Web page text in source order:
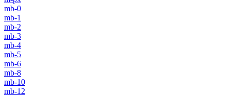
mb-0
mb-1
mb-2
mb-3
mb-4
mb-5
mb-6
mb-8
mb-10
mb-12